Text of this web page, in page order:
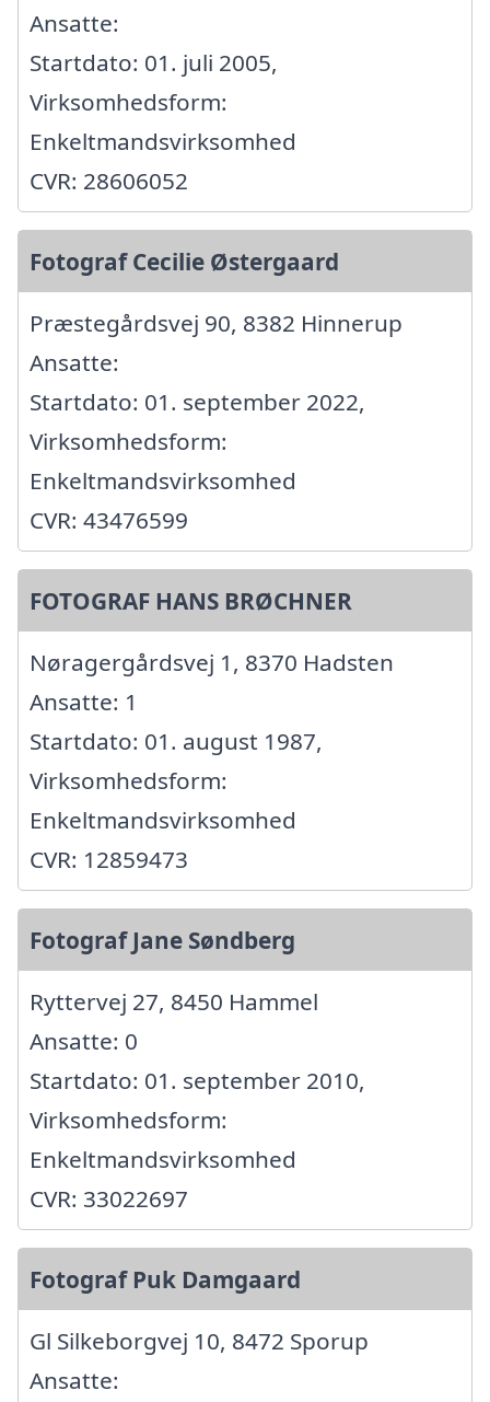
Ansatte:
Startdato: 01. juli 2005,
Virksomhedsform:
Enkeltmandsvirksomhed
CVR: 28606052
Fotograf Cecilie Østergaard
Præstegårdsvej 90, 8382 Hinnerup
Ansatte:
Startdato: 01. september 2022,
Virksomhedsform:
Enkeltmandsvirksomhed
CVR: 43476599
FOTOGRAF HANS BRØCHNER
Nøragergårdsvej 1, 8370 Hadsten
Ansatte: 1
Startdato: 01. august 1987,
Virksomhedsform:
Enkeltmandsvirksomhed
CVR: 12859473
Fotograf Jane Søndberg
Ryttervej 27, 8450 Hammel
Ansatte: 0
Startdato: 01. september 2010,
Virksomhedsform:
Enkeltmandsvirksomhed
CVR: 33022697
Fotograf Puk Damgaard
Gl Silkeborgvej 10, 8472 Sporup
Ansatte: